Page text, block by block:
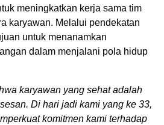
meningkatkan kerja sama tim
karyawan. Melalui pendekatan
untuk menanamkan
dalam menjalani pola hidup
karyawan yang sehat adalah
Di hari jadi kami yang ke 33,
komitmen kami terhadap